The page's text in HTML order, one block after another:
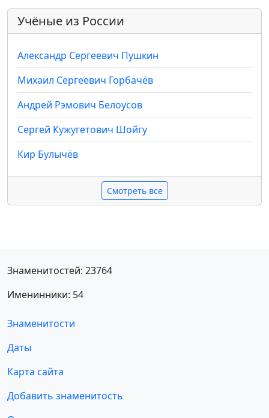
Учёные из России
Александр Сергеевич Пушкин
Михаил Сергеевич Горбачёв
Андрей Рэмович Белоусов
Сергей Кужугетович Шойгу
Кир Булычёв
Смотреть все
Знаменитостей: 23764
Именинники: 54
Знаменитости
Даты
Карта сайта
Добавить знаменитость